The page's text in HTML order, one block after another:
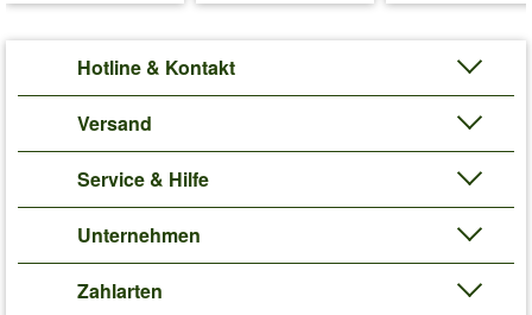
Hotline & Kontakt
Versand
Service & Hilfe
Unternehmen
Zahlarten